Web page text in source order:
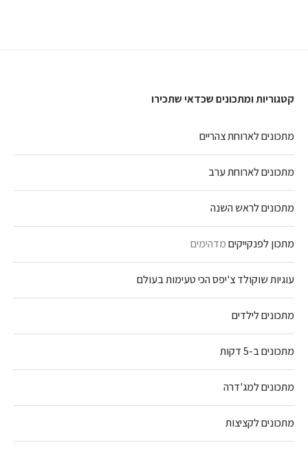
קטגוריות ומתכונים שכדאי שתכירו
מתכונים לארוחת צהריים
מתכונים לארוחת ערב
מתכונים לראש השנה
מתכון לפנקייקיםמדהימים
עוגיות שוקולד צ'יפס הכי טעימות בעולם
מתכונים לילדים
מתכונים ב-5 דקות
מתכונים למג'דרה
מתכונים לקציצות